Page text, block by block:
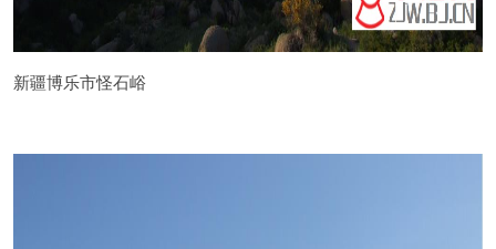
新疆博乐市怪石峪